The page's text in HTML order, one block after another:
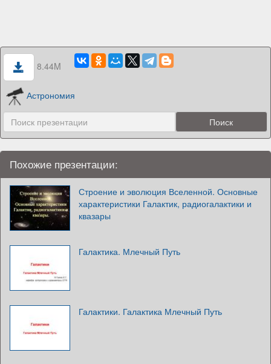
8.44M
Астрономия
Похожие презентации:
Строение и эволюция Вселенной. Основные
характеристики Галактик, радиогалактики и
квазары
Галактика. Млечный Путь
Галактики. Галактика Млечный Путь